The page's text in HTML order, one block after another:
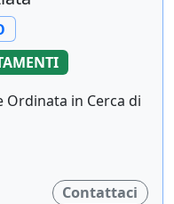
Ordinata in Cerca di
Contattaci